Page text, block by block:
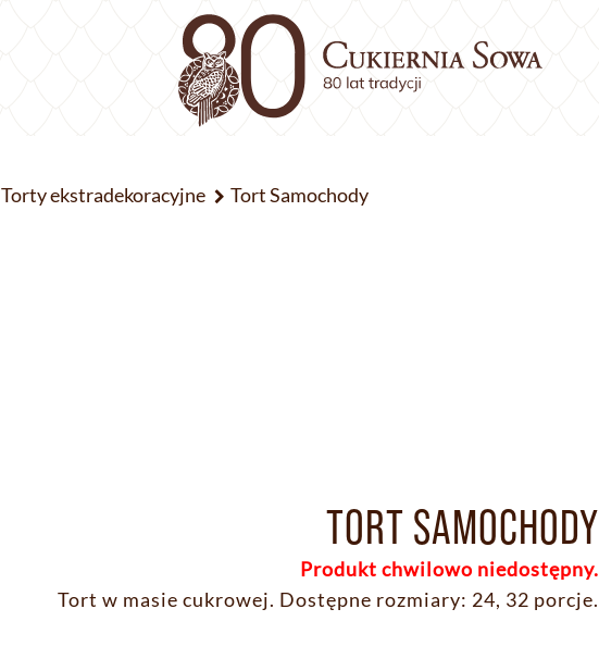
Torty ekstradekoracyjne Tort Samochody
TORT SAMOCHODY
Produkt chwilowo niedostępny.
Tort w masie cukrowej. Dostępne rozmiary: 24, 32 porcje.